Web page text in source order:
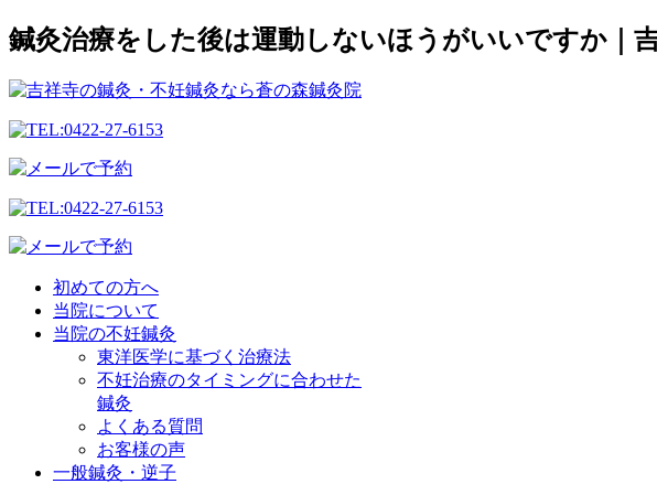
鍼灸治療をした後は運動しないほうがいいですか｜
初めての方へ
当院について
当院の不妊鍼灸
東洋医学に基づく治療法
不妊治療のタイミングに合わせた
鍼灸
よくある質問
お客様の声
一般鍼灸・逆子